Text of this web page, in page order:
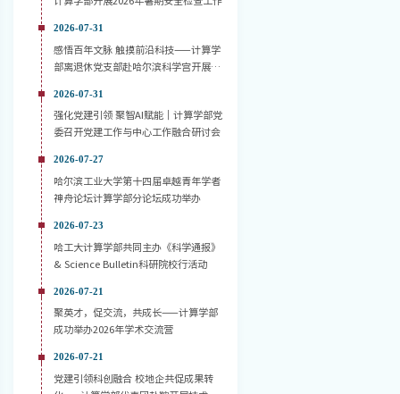
2026-07-31
感悟百年文脉 触摸前沿科技——计算学
部离退休党支部赴哈尔滨科学宫开展主
2026-07-31
强化党建引领 聚智AI赋能｜计算学部党
委召开党建工作与中心工作融合研讨会
2026-07-27
哈尔滨工业大学第十四届卓越青年学者
神舟论坛计算学部分论坛成功举办
2026-07-23
哈工大计算学部共同主办《科学通报》
& Science Bulletin科研院校行活动
2026-07-21
聚英才，促交流，共成长——计算学部
成功举办2026年学术交流营
2026-07-21
党建引领科创融合 校地企共促成果转